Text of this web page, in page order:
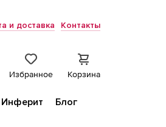
и доставка Контакты
Избранное Корзина
Инферит
Блог